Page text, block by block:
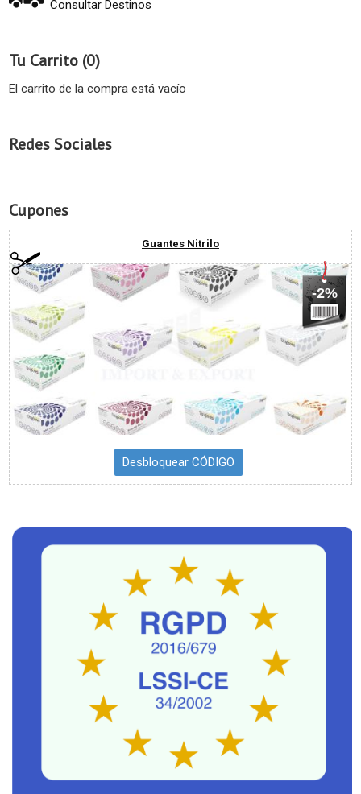
Consultar Destinos
Tu Carrito (0)
El carrito de la compra está vacío
Redes Sociales
Cupones
Guantes Nitrilo
-2%